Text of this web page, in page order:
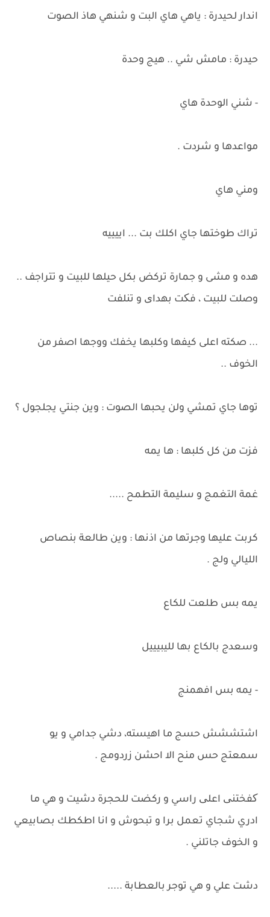
اندار لحيدرة : ياهي هاي البت و شنهي هاذ الصوت
حيدرة : مامش شي .. هيج وحدة
- شني الوحدة هاي
مواعدها و شردت .
ومني هاي
تراك طوختها جاي اكلك بت ... اييييه
هده و مشى و جمارة تركض بكل حيلها للبيت و تتراجف ..
وصلت للبيت ، فکت بهدای و تنلفت
... صكته اعلى كيفها وكلبها يخفك ووجها اصفر من
الخوف ..
توها جاي تمشي ولن يحبها الصوت : وين جنتي يجلجول ؟
فزت من كل كلبها : ها يمه
غمة التغمج و سليمة التطمح .....
كربت عليها وجرتها من اذنها : وين طالعة بنصاص
الليالي ولج .
يمه بس طلعت للكاع
وسعدج بالكاع بها لليبيييل
- يمه بس افهمنج
اشتششش حسج ما اهيسته، دشي جدامي و يو
سمعتج حس منح الا احشن زردومج .
کفختنی اعلی راسي و ركضت للحجرة دشيت و هي ما
ادري شجاي تعمل برا و تبحوش و انا اطكطك بصابيعي
و الخوف جاتلني .
دشت علي و هي توجر بالعطابة .....